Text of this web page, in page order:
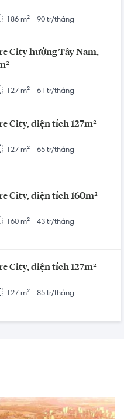
186 m² 90 tr/tháng
City hướng Tây Nam,
127 m² 61 tr/tháng
City, diện tích 127m²
127 m² 65 tr/tháng
City, diện tích 160m²
160 m² 43 tr/tháng
City, diện tích 127m²
127 m² 85 tr/tháng